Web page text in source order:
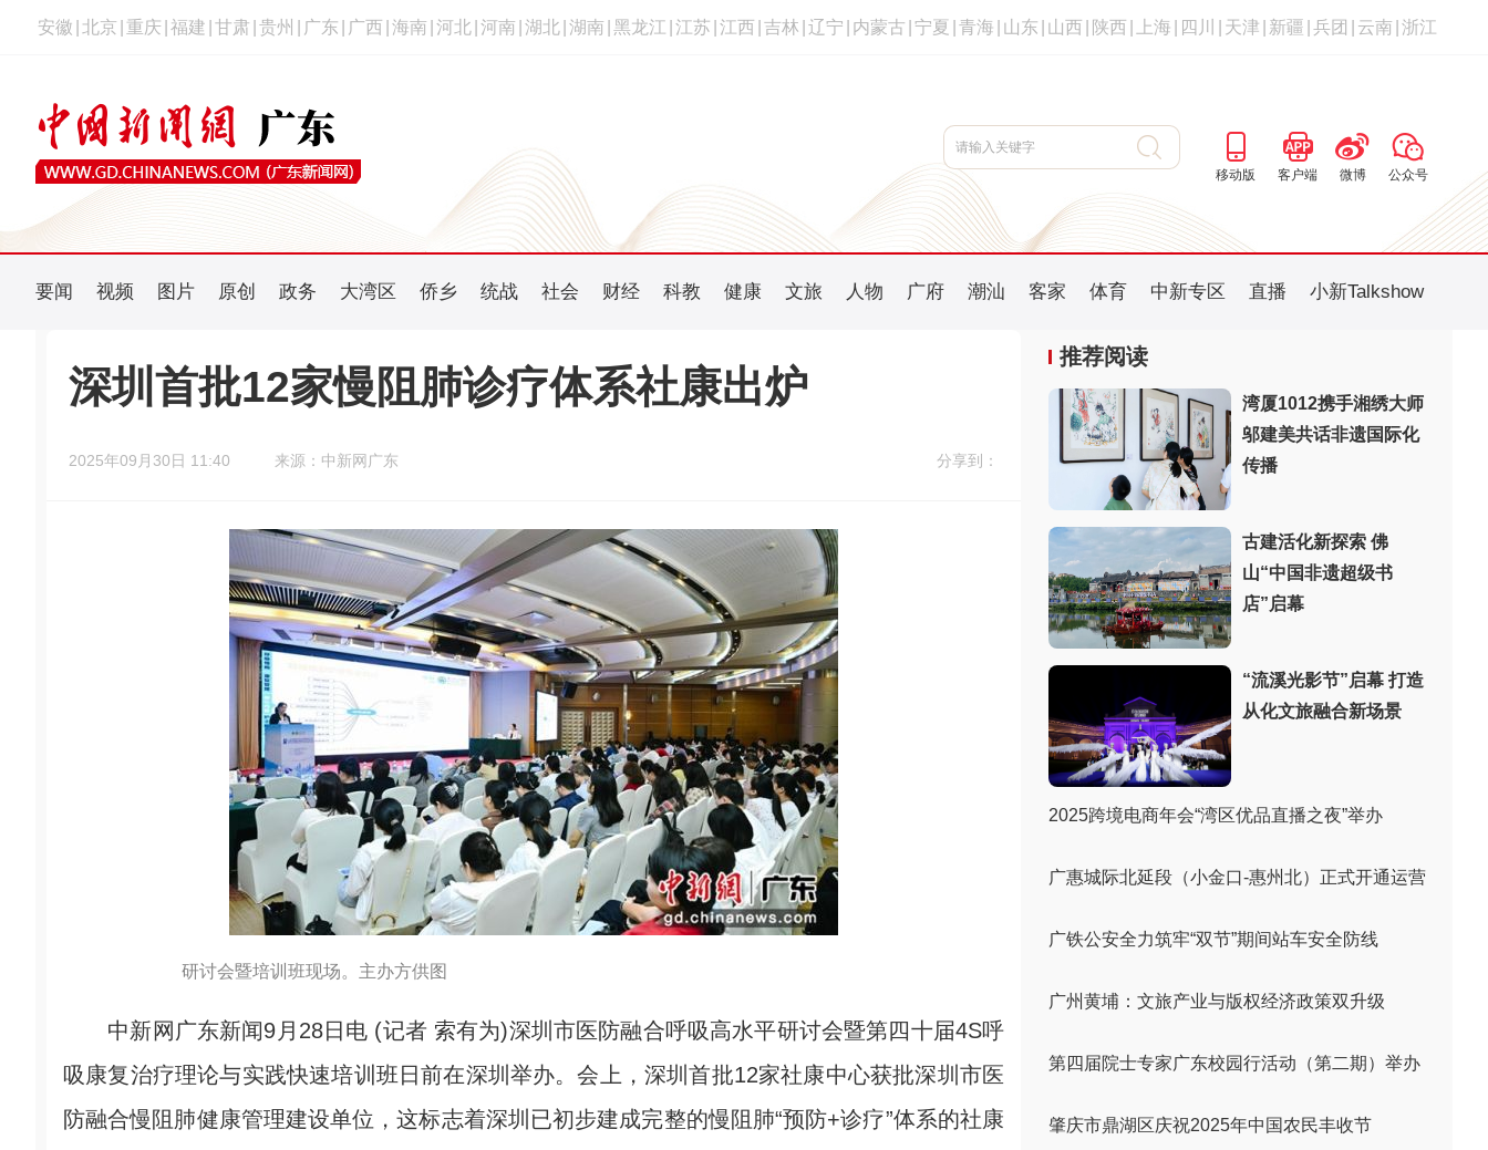
安徽 北京 重庆 福建 甘肃 贵州 广东 广西 海南 河北 河南 湖北 湖南 黑龙江 江苏 江西 吉林 辽宁 内蒙古 宁夏 青海 山东 山西 陕西 上海 四川 天津 新疆 兵团 云南 浙江
移动版 客户端 微博 公众号
要闻 视频 图片 原创 政务 大湾区 侨乡 统战 社会 财经 科教 健康 文旅 人物 广府 潮汕 客家 体育 中新专区 直播 小新Talkshow
深圳首批12家慢阻肺诊疗体系社康出炉
2025年09月30日 11:40 来源：中新网广东 分享到：
研讨会暨培训班现场。主办方供图
中新网广东新闻9月28日电 (记者 索有为)深圳市医防融合呼吸高水平研讨会暨第四十届4S呼
吸康复治疗理论与实践快速培训班日前在深圳举办。会上，深圳首批12家社康中心获批深圳市医
防融合慢阻肺健康管理建设单位，这标志着深圳已初步建成完整的慢阻肺“预防+诊疗”体系的社康
推荐阅读
湾厦1012携手湘绣大师
邬建美共话非遗国际化
传播
古建活化新探索 佛
山“中国非遗超级书
店”启幕
“流溪光影节”启幕 打造
从化文旅融合新场景
2025跨境电商年会“湾区优品直播之夜”举办
广惠城际北延段（小金口-惠州北）正式开通运营
广铁公安全力筑牢“双节”期间站车安全防线
广州黄埔：文旅产业与版权经济政策双升级
第四届院士专家广东校园行活动（第二期）举办
肇庆市鼎湖区庆祝2025年中国农民丰收节